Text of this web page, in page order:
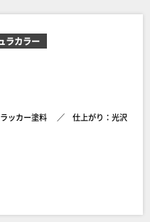
ラカラー
ッカー塗料 仕上がり：光沢